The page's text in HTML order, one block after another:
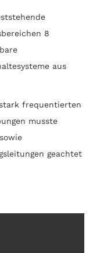
8
aus
frequentierten
musste
geachtet